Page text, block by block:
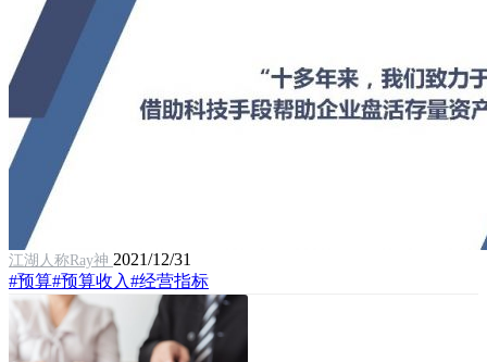
江湖人称Ray神 2021/12/31
#预算#预算收入#经营指标